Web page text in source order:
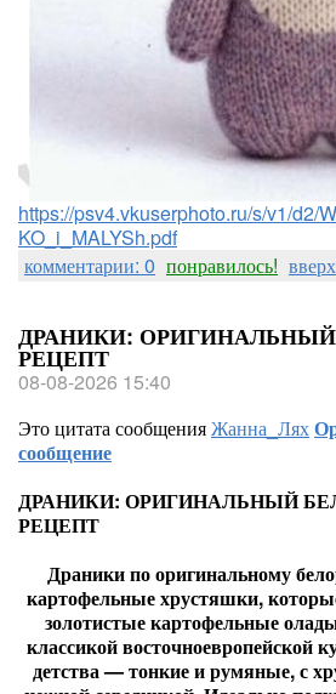
https://psv4.vkuserphoto.ru/s/v1/d2/
KO_i_MALYSh.pdf
комментарии: 0 понравилось!
ДРАНИКИ:
РЕЦЕПТ
08-08-2026 15:40
Это цитата сообщенияЖанна_Лях
сообщение
ДРАНИКИ: ОРИГИНАЛЬНЫЙ
РЕЦЕПТ
Драники по оригинальному
картофельные хрустяшки,
золотистые картофельные
классикой
детства — тонкие и румяные, с